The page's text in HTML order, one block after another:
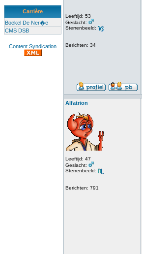
Carrière
Boekel De Ner�e
CMS DSB
Content Syndication
Leeftijd: 53
Geslacht:
Sterrenbeeld:
Berichten: 34
Alfatrion
Leeftijd: 47
Geslacht:
Sterrenbeeld:
Berichten: 791